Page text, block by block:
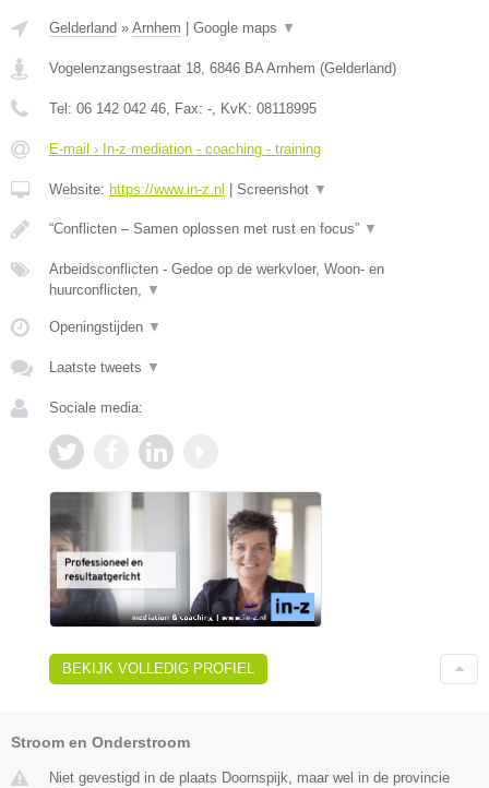
Gelderland » Arnhem Google maps ▼
Vogelenzangsestraat 18 6846 BA Arnhem (Gelderland)
Tel: 06 142 042 46 , Fax: - , KvK: 08118995
E-mail › In-z mediation - coaching - training
Website: https://www.in-z.nl Screenshot ▼
“Conflicten – Samen oplossen met rust en focus” ▼
Arbeidsconflicten - Gedoe op de werkvloer, Woon- en
huurconflicten,
▼
Openingstijden ▼
Laatste tweets ▼
Sociale media:
BEKIJK VOLLEDIG PROFIEL
Stroom en Onderstroom
Niet gevestigd in de plaats Doornspijk, maar wel in de provincie